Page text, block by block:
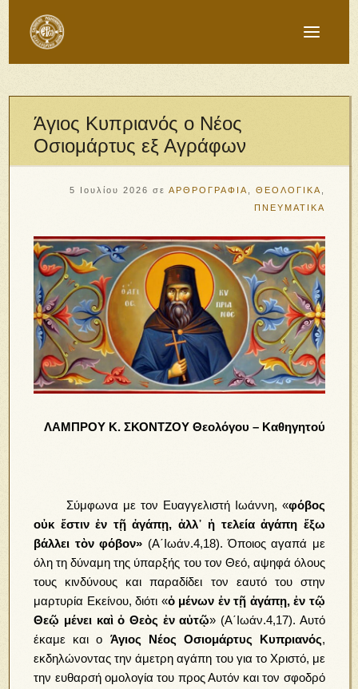
Άγιος Κυπριανός ο Νέος
Οσιομάρτυς εξ Αγράφων
5 Ιουλίου 2026 σε ΑΡΘΡΟΓΡΑΦΙΑ ΘΕΟΛΟΓΙΚΑ
ΠΝΕΥΜΑΤΙΚΑ
ΛΑΜΠΡΟΥ Κ. ΣΚΟΝΤΖΟΥ Θεολόγου – Καθηγητού
Σύμφωνα με τον Ευαγγελιστή Ιωάννη, «φόβος
οὐκ ἔστιν ἐν τῇ ἀγάπῃ, ἀλλ᾿ ἡ τελεία ἀγάπη ἔξω
βάλλει τὸν φόβον» (Α΄Ιωάν.4,18). Όποιος αγαπά με
όλη τη δύναμη της ύπαρξής του τον Θεό, αψηφά όλους
τους κινδύνους και παραδίδει τον εαυτό του στην
μαρτυρία Εκείνου, διότι «ὁ μένων ἐν τῇ ἀγάπῃ, ἐν τῷ
Θεῷ μένει καὶ ὁ Θεὸς ἐν αὐτῷ» (Α΄Ιωάν.4,17). Αυτό
έκαμε και ο Άγιος Νέος Οσιομάρτυς Κυπριανός,
εκδηλώνοντας την άμετρη αγάπη του για το Χριστό, με
την ευθαρσή ομολογία του προς Αυτόν και τον σφοδρό